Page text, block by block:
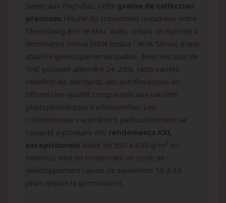
Seeds aux Pays-Bas. Cette graine de collection
premium résulte du croisement minutieux entre
Chemdawg Bx1 et MAC Auto, créant un hybride à
dominance Indica (60% Indica / 40% Sativa) d'une
stabilité génétique remarquable. Avec ses taux de
THC pouvant atteindre 24-29%, cette variété
redéfinit les standards des autofloraisons en
offrant une qualité comparable aux variétés
photopériodiques traditionnelles. Les
collectionneurs apprécient particulièrement sa
capacité à produire des rendements XXL
exceptionnels allant de 550 à 650 g/m² en
intérieur, tout en conservant un cycle de
développement rapide de seulement 58 à 63
jours depuis la germination.